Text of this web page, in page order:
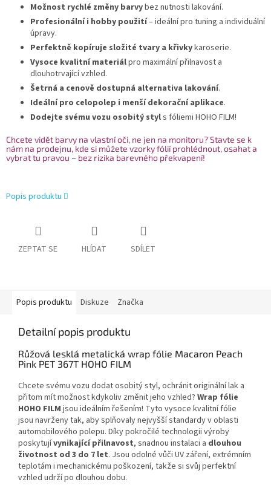
Možnost rychlé změny barvybez nutnosti lakování.
Profesionální i hobby použití– ideální pro tuning a individuální
úpravy.
Perfektně kopíruje složité tvary a křivkykaroserie.
Vysoce kvalitní materiálpro maximální přilnavost a
dlouhotrvající vzhled.
Šetrná a cenově dostupná alternativa lakování.
Ideální pro celopolep i menší dekorační aplikace.
Dodejte svému vozu osobitý styls fóliemi HOHO FILM!
Chcete vidět barvy na vlastní oči, ne jen na monitoru? Stavte se k
nám na prodejnu, kde si můžete vzorky fólií prohlédnout, osahat a
vybrat tu pravou – bez rizika barevného překvapení!
Popis produktu
ZEPTAT SE HLÍDAT SDÍLET
Popis produktu Diskuze Značka
Detailní popis produktu
Růžová lesklá metalická wrap fólie Macaron Peach
Pink PET 367T HOHO FILM
Chcete svému vozu dodat osobitý styl, ochránit originální lak a
přitom mít možnost kdykoliv změnit jeho vzhled? Wrap fólie
HOHO FILM jsou ideálním řešením! Tyto vysoce kvalitní fólie
jsou navrženy tak, aby splňovaly nejvyšší standardy v oblasti
automobilového polepu. Díky pokročilé technologii výroby
poskytujívynikající přilnavost, snadnou instalaci a dlouhou
životnost od 3 do 7 let. Jsou odolné vůči UV záření, extrémním
teplotám i mechanickému poškození, takže si svůj perfektní
vzhled udrží po dlouhou dobu.